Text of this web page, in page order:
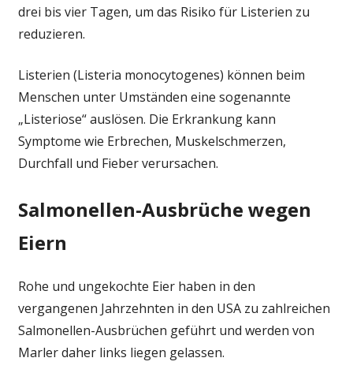
drei bis vier Tagen, um das Risiko für Listerien zu
reduzieren.
Listerien (Listeria monocytogenes) können beim
Menschen unter Umständen eine sogenannte
„Listeriose“ auslösen. Die Erkrankung kann
Symptome wie Erbrechen, Muskelschmerzen,
Durchfall und Fieber verursachen.
Salmonellen-Ausbrüche wegen
Eiern
Rohe und ungekochte Eier haben in den
vergangenen Jahrzehnten in den USA zu zahlreichen
Salmonellen-Ausbrüchen geführt und werden von
Marler daher links liegen gelassen.